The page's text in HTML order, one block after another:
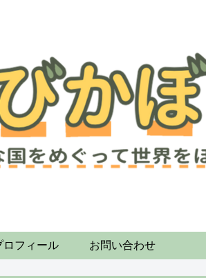
ロフィール お問い合わせ